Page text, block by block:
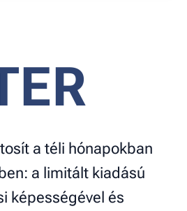
a téli hónapokban
a limitált kiadású
képességével és